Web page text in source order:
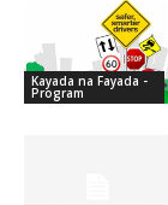
Kayada na Fayada -
Program